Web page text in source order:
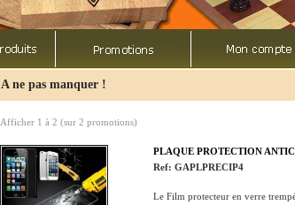
A ne pas manquer !
Afficher 1 à 2 (sur 2 promotions)
PLAQUE PROTECTION
Ref: GAPLPRECIP4
Le Film protecteur en verre